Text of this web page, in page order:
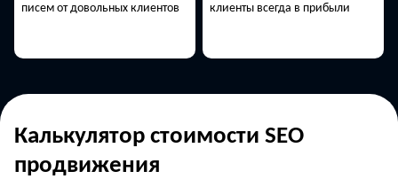
писем от довольных клиентов
клиенты всегда в прибыли
Калькулятор стоимости SEO
продвижения